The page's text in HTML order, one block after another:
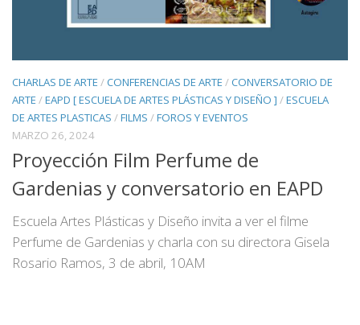
CHARLAS DE ARTE /CONFERENCIAS DE ARTE /CONVERSATORIO DE
ARTE /EAPD [ ESCUELA DE ARTES PLÁSTICAS Y DISEÑO ] /ESCUELA
DE ARTES PLASTICAS /FILMS /FOROS Y EVENTOS
MARZO 26, 2024
Proyección Film Perfume de
Gardenias y conversatorio en EAPD
Escuela Artes Plásticas y Diseño invita a ver el filme
Perfume de Gardenias y charla con su directora Gisela
Rosario Ramos, 3 de abril, 10AM